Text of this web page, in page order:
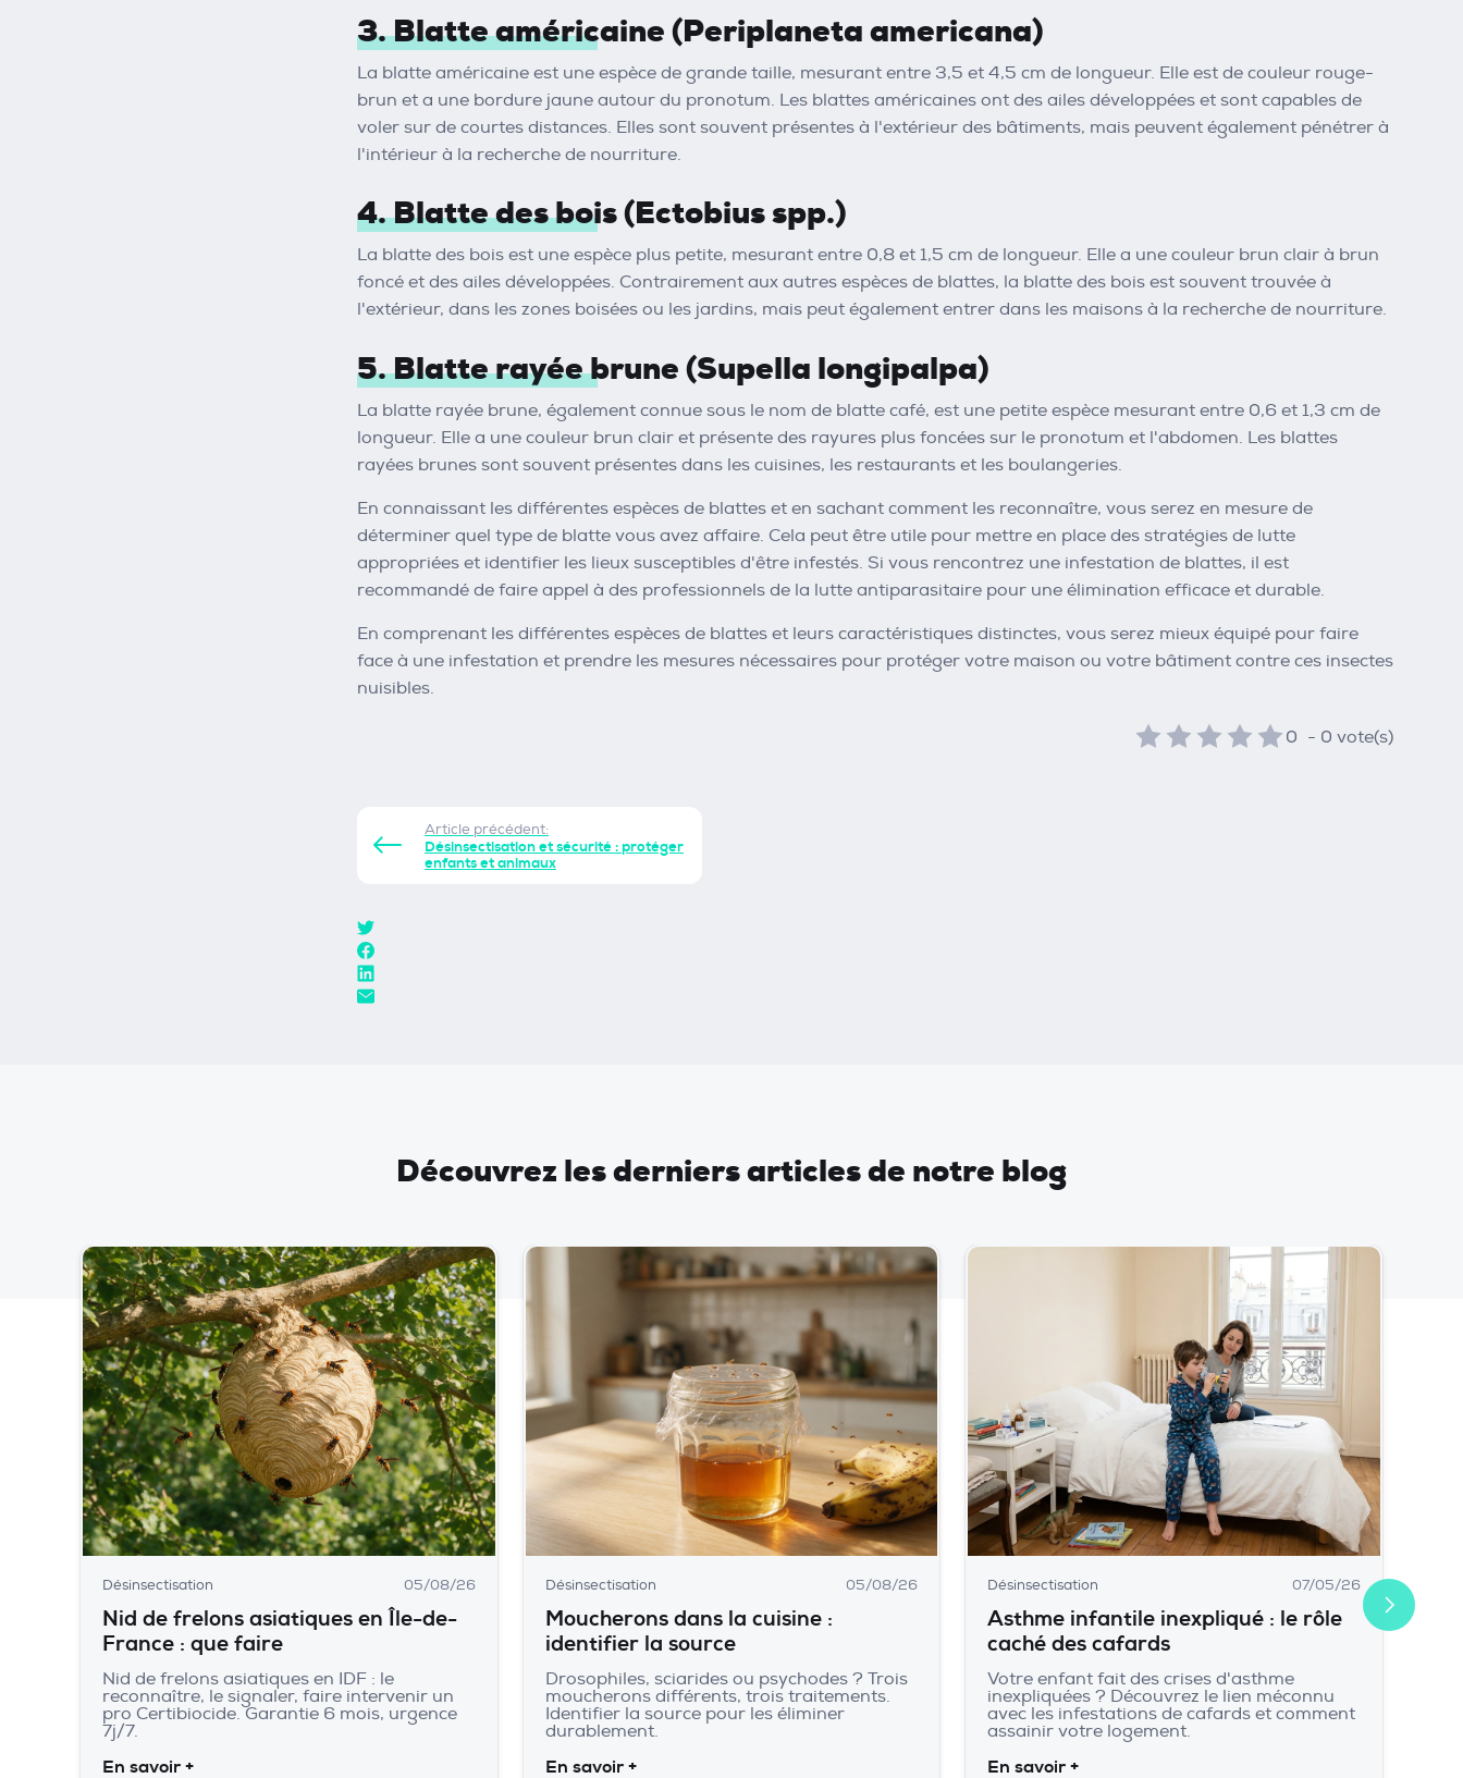
3. Blatte américaine (Periplaneta americana)
La blatte américaine est une espèce de grande taille, mesurant entre 3,5 et 4,5 cm de longueur. Elle est de couleur rouge-
brun et a une bordure jaune autour du pronotum. Les blattes américaines ont des ailes développées et sont capables de
voler sur de courtes distances. Elles sont souvent présentes à l'extérieur des bâtiments, mais peuvent également pénétrer à
l'intérieur à la recherche de nourriture.
4. Blatte des bois (Ectobius spp.)
La blatte des bois est une espèce plus petite, mesurant entre 0,8 et 1,5 cm de longueur. Elle a une couleur brun clair à brun
foncé et des ailes développées. Contrairement aux autres espèces de blattes, la blatte des bois est souvent trouvée à
l'extérieur, dans les zones boisées ou les jardins, mais peut également entrer dans les maisons à la recherche de nourriture.
5. Blatte rayée brune (Supella longipalpa)
La blatte rayée brune, également connue sous le nom de blatte café, est une petite espèce mesurant entre 0,6 et 1,3 cm de
longueur. Elle a une couleur brun clair et présente des rayures plus foncées sur le pronotum et l'abdomen. Les blattes
rayées brunes sont souvent présentes dans les cuisines, les restaurants et les boulangeries.
En connaissant les différentes espèces de blattes et en sachant comment les reconnaître, vous serez en mesure de
déterminer quel type de blatte vous avez affaire. Cela peut être utile pour mettre en place des stratégies de lutte
appropriées et identifier les lieux susceptibles d'être infestés. Si vous rencontrez une infestation de blattes, il est
recommandé de faire appel à des professionnels de la lutte antiparasitaire pour une élimination efficace et durable.
En comprenant les différentes espèces de blattes et leurs caractéristiques distinctes, vous serez mieux équipé pour faire
face à une infestation et prendre les mesures nécessaires pour protéger votre maison ou votre bâtiment contre ces insectes
nuisibles.
0 - 0 vote(s)
Article précédent:
Désinsectisation et sécurité : protéger
enfants et animaux
Découvrez les derniers articles de notre blog
Désinsectisation 05/08/26
Nid de frelons asiatiques en Île-de-
France : que faire
Nid de frelons asiatiques en IDF : le
reconnaître, le signaler, faire intervenir un
pro Certibiocide. Garantie 6 mois, urgence
7j/7.
En savoir +
Désinsectisation 05/08/26
Moucherons dans la cuisine :
identifier la source
Drosophiles, sciarides ou psychodes ? Trois
moucherons différents, trois traitements.
Identifier la source pour les éliminer
durablement.
En savoir +
Désinsectisation 07/05/26
Asthme infantile inexpliqué : le rôle
caché des cafards
Votre enfant fait des crises d'asthme
inexpliquées ? Découvrez le lien méconnu
avec les infestations de cafards et comment
assainir votre logement.
En savoir +